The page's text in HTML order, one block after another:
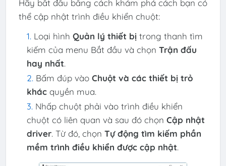
Hãy bắt đầu bằng cách khám phá cách bạn có
thể cập nhật trình điều khiển chuột:
Loại hình Quản lý thiết bị trong thanh tìm
kiếm của menu Bắt đầu và chọn Trận đấu
hay nhất.
Bấm đúp vào Chuột và các thiết bị trỏ
khácquyền mua.
Nhấp chuột phải vào trình điều khiển
chuột có liên quan và sau đó chọn Cập nhật
driver. Từ đó, chọn Tự động tìm kiếm phần
mềm trình điều khiển được cập nhật.